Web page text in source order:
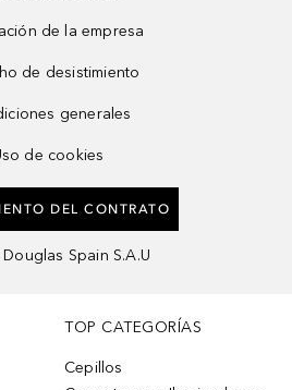
de la empresa
de desistimiento
generales
de cookies
DEL CONTRATO
Douglas Spain S.A.U
TOP CATEGORÍAS
Cepillos